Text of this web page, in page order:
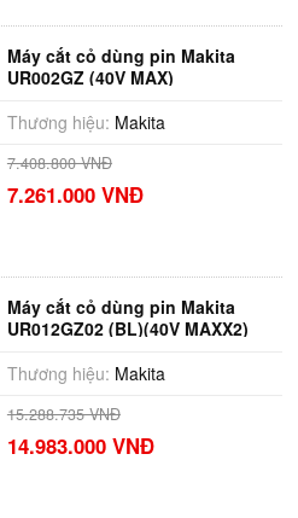
Máy cắt cỏ dùng pin Makita
UR002GZ (40V MAX)
Thương hiệu: Makita
7.408.800 VNĐ
7.261.000 VNĐ
Máy cắt cỏ dùng pin Makita
UR012GZ02 (BL)(40V MAXX2)
Thương hiệu: Makita
15.288.735 VNĐ
14.983.000 VNĐ